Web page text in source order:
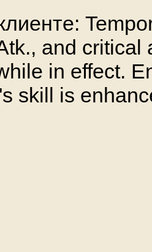
and critical
in effect.
skill is